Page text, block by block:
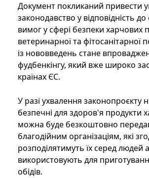
Документ покликаний привести
законодавство у відповідність
вимог у сфері безпеки харчових
ветеринарної та фітосанітарної
із нововведень стане
фудбенкінгу, який вже широко
країнах ЄС.
У разі ухвалення законопроєкту
безпечні для здоров'я продукти
можна буде безкоштовно
благодійним організаціям, які
розподілятимуть їх серед людей
використовують для
обідів.